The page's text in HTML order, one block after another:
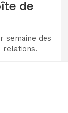
de
semaine des
relations.